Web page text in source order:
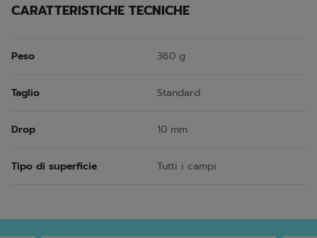
CARATTERISTICHE TECNICHE
Peso 360 g
Taglio Standard
Drop 10 mm
Tipo di superficie Tutti i campi